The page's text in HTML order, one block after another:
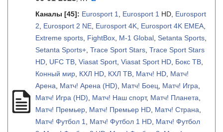
Каналы [45]: Eurosport 1 Eurosport 1 HD, Eurosport
2
Eurosport 2 NE Eurosport 4K Eurosport 4K EMEA
Extreme sports FightBox M-1 Global Setanta Sports
Setanta Sports+ Trace Sport Stars Trace Sport Stars
HD UFC ТВ Viasat Sport Viasat Sport HD Бокс ТВ
Конный мир КХЛ HD КХЛ ТВ Матч! HD Матч!
Арена
Матч! Арена (HD) Матч! Боец Матч! Игра
Матч! Игра (HD)
Матч! Наш спорт, Матч! Планета
Матч! Премьер Матч! Премьер HD Матч! Страна
Матч! Футбол 1
Матч! Футбол 1 HD Матч! Футбол